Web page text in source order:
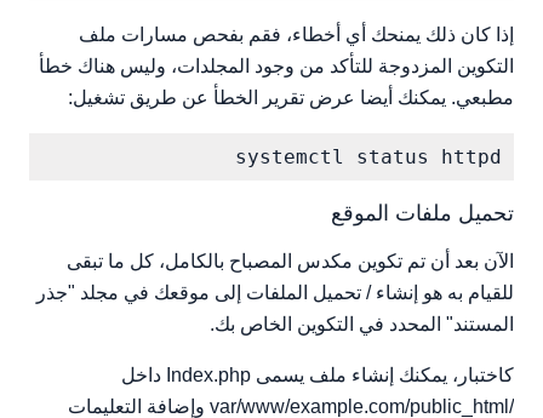
إذا كان ذلك يمنحك أي أخطاء، فقم بفحص مسارات ملف
التكوين المزدوجة للتأكد من وجود المجلدات، وليس هناك خطأ
مطبعي. يمكنك أيضا عرض تقرير الخطأ عن طريق تشغيل:
systemctl status httpd
تحميل ملفات الموقع
الآن بعد أن تم تكوين مكدس المصباح بالكامل، كل ما تبقى
للقيام به هو إنشاء / تحميل الملفات إلى موقعك في مجلد "جذر
المستند" المحدد في التكوين الخاص بك.
كاختبار، يمكنك إنشاء ملف يسمى Index.php داخل
/var/www/example.com/public_html وإضافة التعليمات